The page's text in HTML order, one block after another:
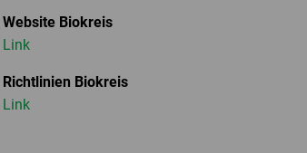
Website Biokreis
Link
Richtlinien Biokreis
Link